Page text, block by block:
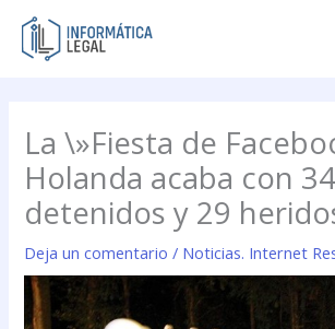
contenido
La \»Fiesta de
Holanda acaba con 34
detenidos y 29
Deja un comentario / Noticias. Internet